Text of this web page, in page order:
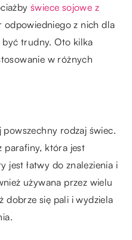
świece sojowe z
odpowiedniego z nich dla
trudny. Oto kilka
w różnych
rodzaj świec.
parafiny, która jest
jest łatwy do znalezienia i
używana przez wielu
dobrze się pali i wydziela